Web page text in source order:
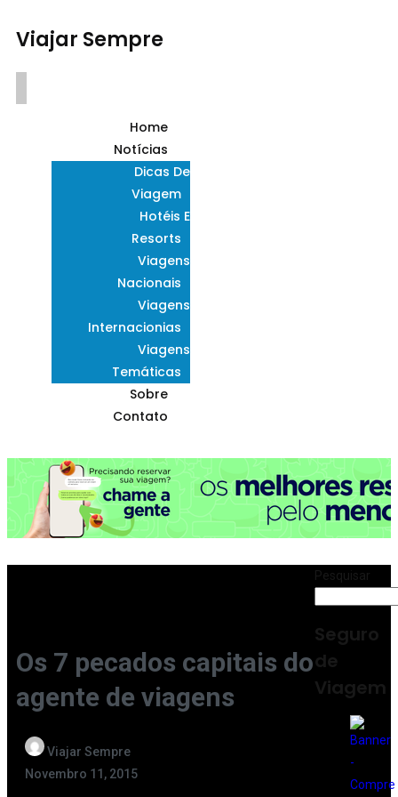
Viajar Sempre
Home
Notícias
Dicas De
Viagem
Hotéis E
Resorts
Viagens
Nacionais
Viagens
Internacionias
Viagens
Temáticas
Sobre
Contato
Os 7 pecados capitais do
agente de viagens
Viajar Sempre
Novembro 11, 2015
Pesquisar
Seguro
de
Viagem